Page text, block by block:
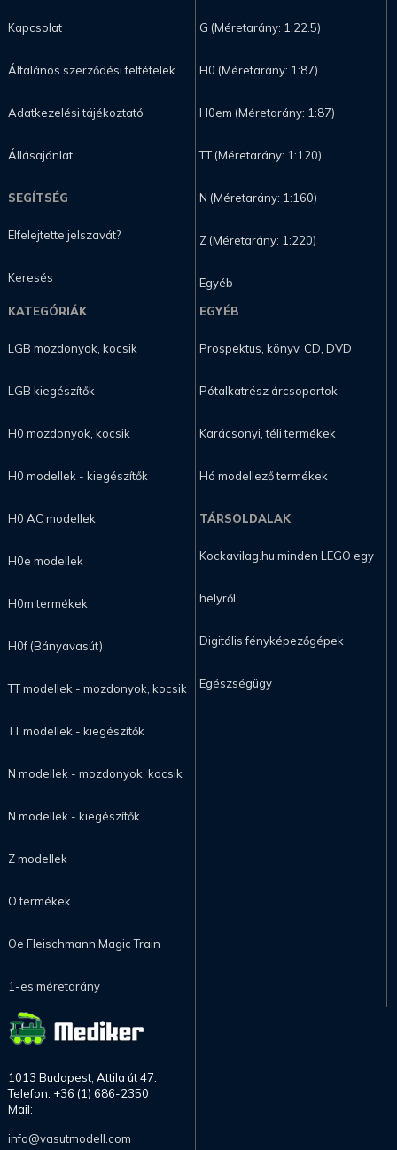
Kapcsolat
Általános szerződési feltételek
Adatkezelési tájékoztató
Állásajánlat
SEGÍTSÉG
Elfelejtette jelszavát?
Keresés
G (Méretarány: 1:22.5)
H0 (Méretarány: 1:87)
H0em (Méretarány: 1:87)
TT (Méretarány: 1:120)
N (Méretarány: 1:160)
Z (Méretarány: 1:220)
Egyéb
KATEGÓRIÁK
LGB mozdonyok, kocsik
LGB kiegészítők
H0 mozdonyok, kocsik
H0 modellek - kiegészítők
H0 AC modellek
H0e modellek
H0m termékek
H0f (Bányavasút)
TT modellek - mozdonyok, kocsik
TT modellek - kiegészítők
N modellek - mozdonyok, kocsik
N modellek - kiegészítők
Z modellek
O termékek
Oe Fleischmann Magic Train
1-es méretarány
EGYÉB
Prospektus, könyv, CD, DVD
Pótalkatrész árcsoportok
Karácsonyi, téli termékek
Hó modellező termékek
TÁRSOLDALAK
Kockavilag.hu minden LEGO egy
helyről
Digitális fényképezőgépek
Egészségügy
1013 Budapest, Attila út 47.
Telefon: +36 (1) 686-2350
Mail:
info@vasutmodell.com